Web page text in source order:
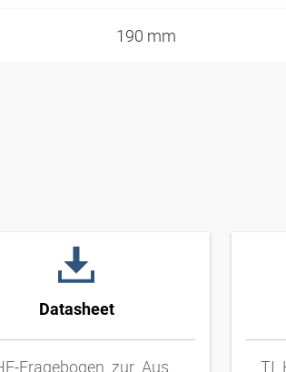
190 mm
Datasheet